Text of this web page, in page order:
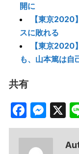
開に
【東京2020
スに敗れる
【東京2020
も、山本篤は自
共有
X